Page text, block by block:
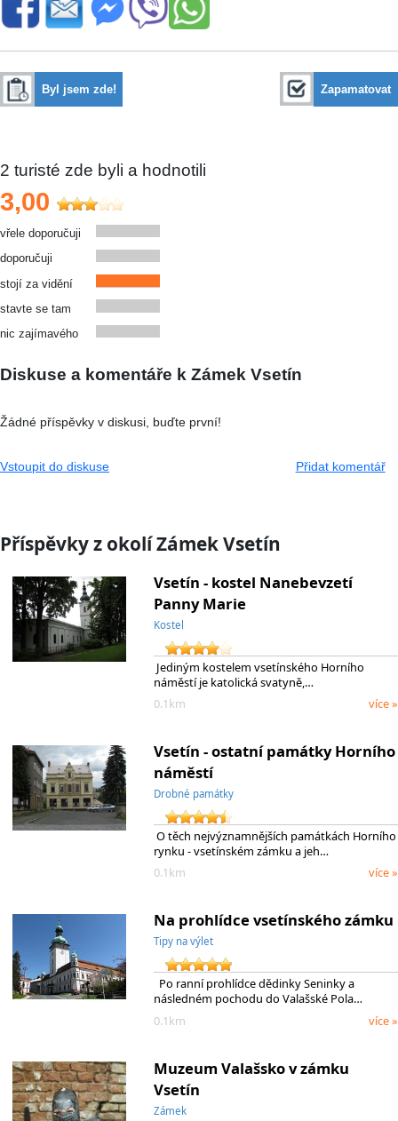
Byl jsem zde! Zapamatovat
2 turisté zde byli a hodnotili
3,00
vřele doporučuji
doporučuji
stojí za vidění
stavte se tam
nic zajímavého
Diskuse a komentáře k Zámek Vsetín
Žádné příspěvky v diskusi, buďte první!
Vstoupit do diskuse Přidat komentář
Příspěvky z okolí Zámek Vsetín
Vsetín - kostel Nanebevzetí
Panny Marie
Kostel
Jediným kostelem vsetínského Horního
náměstí je katolická svatyně,…
0.1km
více »
Vsetín - ostatní památky Horního
náměstí
Drobné památky
O těch nejvýznamnějších památkách Horního
rynku - vsetínském zámku a jeh…
0.1km
více »
Na prohlídce vsetínského zámku
Tipy na výlet
Po ranní prohlídce dědinky Seninky a
následném pochodu do Valašské Pola…
0.1km
více »
Muzeum Valašsko v zámku
Vsetín
Zámek